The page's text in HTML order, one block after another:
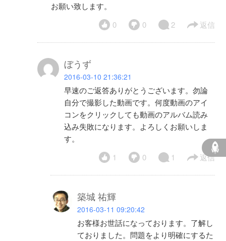
お願い致します。
0
0 2 返信
ぼうず
2016-03-10 21:36:21
早速のご返答ありがとうございます。勿論
自分で撮影した動画です。何度動画のアイ
コンをクリックしても動画のアルバム読み
込み失敗になります。よろしくお願いしま
す。
1
0 1 返信
築城 祐輝
2016-03-11 09:20:42
お客様お世話になっております。了解し
ておりました。問題をより明確にするた